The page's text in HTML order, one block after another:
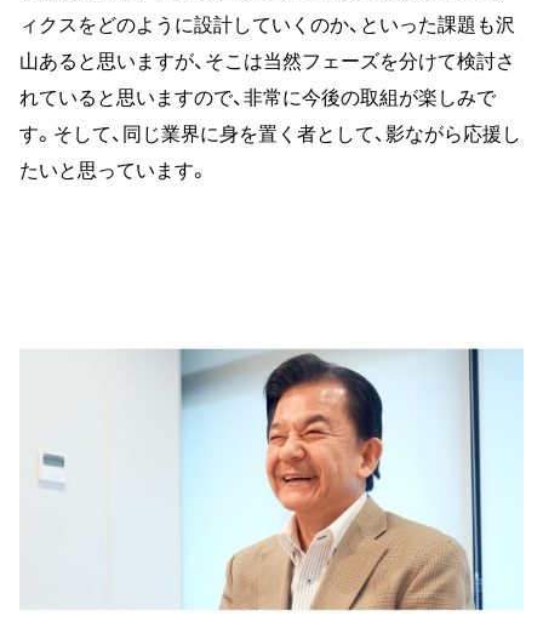
ィクスをどのように設計していくのか、といった課題も沢
山あると思いますが、そこは当然フェーズを分けて検討さ
れていると思いますので、非常に今後の取組が楽しみで
す。そして、同じ業界に身を置く者として、影ながら応援し
たいと思っています。